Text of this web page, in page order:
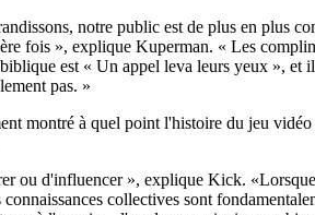
notre public est de plus en plus
fois », explique Kuperman. « Les
est « Un appel leva leurs yeux »,
pas. »
montré à quel point l'histoire du jeu
ou d'influencer », explique Kick.
collectives sont